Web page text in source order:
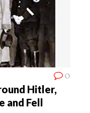
0
Hitler,
and Fell